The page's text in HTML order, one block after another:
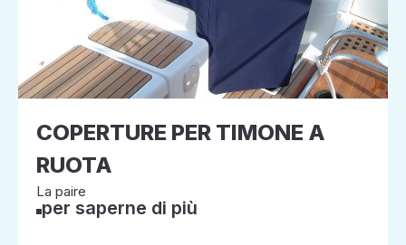
COPERTURE PER TIMONE A
RUOTA
La paire
per saperne di più